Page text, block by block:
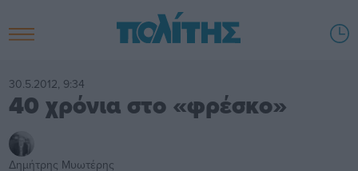
30.5.2012, 9:34
40 χρόνια στο «φρέσκο»
Δημήτρης Μυωτέρης